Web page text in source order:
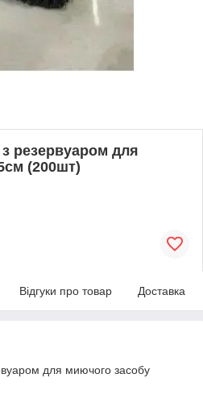
резервуаром для
(200шт)
Відгуки про товар Доставка
для миючого засобу